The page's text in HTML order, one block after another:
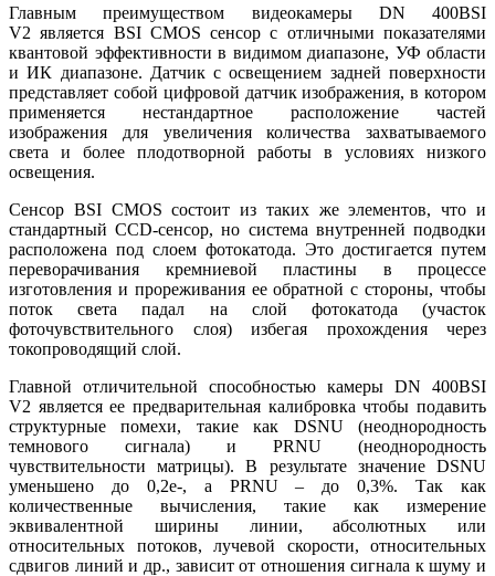
Главным преимуществом видеокамеры DN 400BSI
V2 является BSI CMOS сенсор с отличными показателями
квантовой эффективности в видимом диапазоне, УФ области
и ИК диапазоне. Датчик с освещением задней поверхности
представляет собой цифровой датчик изображения, в котором
применяется нестандартное расположение частей
изображения для увеличения количества захватываемого
света и более плодотворной работы в условиях низкого
освещения.
Сенсор BSI CMOS состоит из таких же элементов, что и
стандартный CCD-сенсор, но система внутренней подводки
расположена под слоем фотокатода. Это достигается путем
переворачивания кремниевой пластины в процессе
изготовления и прореживания ее обратной с стороны, чтобы
поток света падал на слой фотокатода (участок
фоточувствительного слоя) избегая прохождения через
токопроводящий слой.
Главной отличительной способностью камеры DN 400BSI
V2 является ее предварительная калибровка чтобы подавить
структурные помехи, такие как DSNU (неоднородность
темнового сигнала) и PRNU (неоднородность
чувствительности матрицы). В результате значение DSNU
уменьшено до 0,2e-, а PRNU – до 0,3%. Так как
количественные вычисления, такие как измерение
эквивалентной ширины линии, абсолютных или
относительных потоков, лучевой скорости, относительных
сдвигов линий и др., зависит от отношения сигнала к шуму и